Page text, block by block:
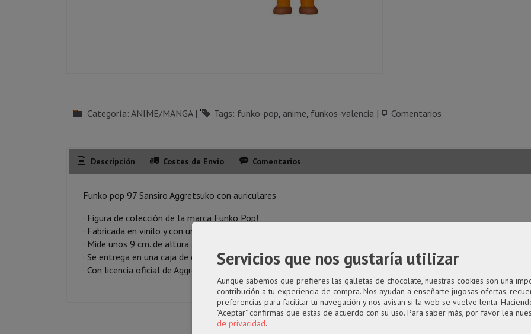
Categoría: ANIME/MANGA| Tags: funko-pop anime funkos-valencia | Comentarios
Descripción Costes de Envío Comentarios
Funko pop 97 Sansiro Aggretsuko con auriculares
· Figura de colección de la marca Funko Pop!
· Fabricada en vinilo y con una cabeza de tamaño desproporcionado como principal rasgo distintivo.
· Mide unos 9 cm. de altura aproximada.
· Se entrega en una caja de cartón y plástico rígido transparente.
· Con licencia oficial de Aggretsuko
Servicios que nos gustaría utilizar
Aunque sabemos que prefieres las galletas de chocolate, nuestras cookies son una
contribución a tu experiencia de compra. Nos ayudan a enseñarte jugosas ofertas,
preferencias para facilitar tu navegación y nos avisan si la web se vuelve lenta.
"Aceptar" confirmas que estás de acuerdo con su uso. Para saber más, por favor lea
de privacidad.